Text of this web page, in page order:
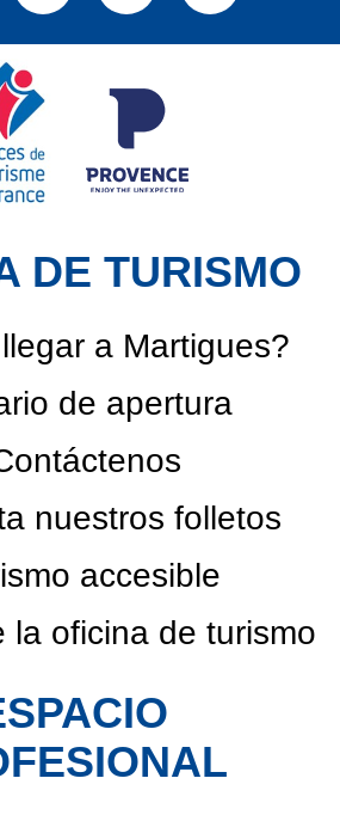
DE TURISMO
a Martigues?
de apertura
nuestros folletos
accesible
la oficina de turismo